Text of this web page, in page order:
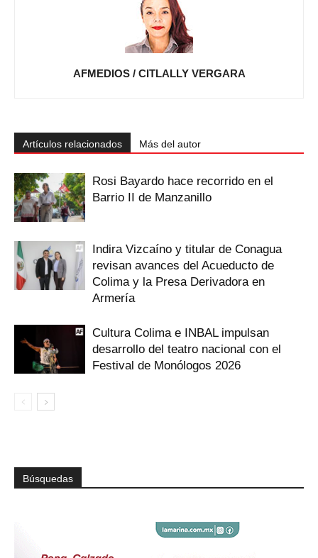
AFMEDIOS / CITLALLY VERGARA
Artículos relacionados Más del autor
Rosi Bayardo hace recorrido en el
Barrio II de Manzanillo
Indira Vizcaíno y titular de Conagua
revisan avances del Acueducto de
Colima y la Presa Derivadora en
Armería
Cultura Colima e INBAL impulsan
desarrollo del teatro nacional con el
Festival de Monólogos 2026
Búsquedas